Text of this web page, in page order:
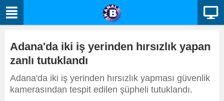
Adana'da iki iş yerinden hırsızlık yapan
zanlı tutuklandı
Adana'da iki iş yerinden hırsızlık yapması güvenlik
kamerasından tespit edilen şüpheli tutuklandı.